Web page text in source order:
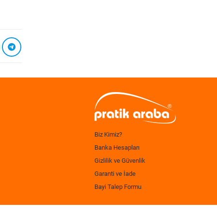
Biz Kimiz?
Banka Hesapları
Gizlilik ve Güvenlik
Garanti ve İade
Bayi Talep Formu